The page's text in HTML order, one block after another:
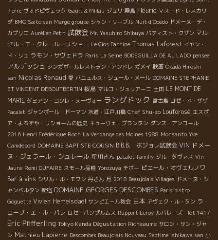
Pierre ヴォドピヴェック Gault & Millau ジュリ 霧島 Fleurie マス・ド・レスカリ
ダ BMO Saito san Margo groupe シャン・リーブル Nuit d'Ooedo ドメーヌ・デ・
カプリエ Aurélien Petit 試飲会 Mr. Yasuhiro Shibuya バティスト・クザン マル
セル・エ・クレール・リショー Le Clos Fantine Thomas Laforest イヤン・
ド・リュ ラモン・サヴェドラ Paris La Seine BODEGUILLA DE AL LADO pensee
アルデッシュ シンガポールレストラン・アンドレ ガメイ 映画 Okada Hiroshi
san Nicolas Renaud 愛 バニュルス・シュール・メール DOMAINE STEPHANIE
ET VINCENT DEBOUTBERTIN 桜島 マルコ・ジュリアーニ 土田 LE MONT DE
MARIE ダミアン・コクレ・ヌーヴォー ラングドック 宮古島 ロゼ・ド・ザザ
Pacalet ジャンポール・ドーマン 水道・江戸川橋 Chef Shu-zo Louforosé エスポ
ア・よろずや・リショームの歴史 キューヴェ・プランタン ダンス・アンコール
2016 Henri Frédérique Roch La Vendange des Moines 1988 Monsanto Yve
Camdebord DOMAINE BAPTISTE COUSIN B.B.B. ボジョレ試飲会 VIN ドメー
ヌ・ジェラール・シュレール 星川さん pacalet familly ジル・ダヴァス Vin
Jaune Remi DUFAIRE スモール品種 Yorozuya チボー ピエール・オヴェルノワ
Bar à vins シリル・ル・モワン 丹さん 月 2018 Beaujolais Villages ドメーヌ・シ
ャンベルタン 新宿 DOMAINE GEORGES DESCOMBES Paris bistro
Goguette Vivien Hemelsdael サンピエール教会 日本 アヴェク・ル・タン ラ・
ローブ・エ・ル・パレ ロセ・パンプルムス Ruppert Leroy ルバレーズ lot 1417
Eric Pfifferling Tokyo Kanda Dégustation Richeaume サロン・サン・ジャ
ン Mathieu Lapierre Descombes Beaujolais Nouveau Septime Ishikawa san 小